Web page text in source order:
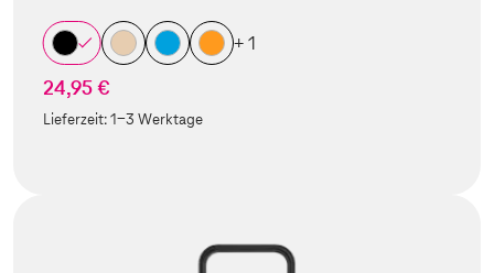
+ 1
24,95 €
Lieferzeit:1-3 Werktage